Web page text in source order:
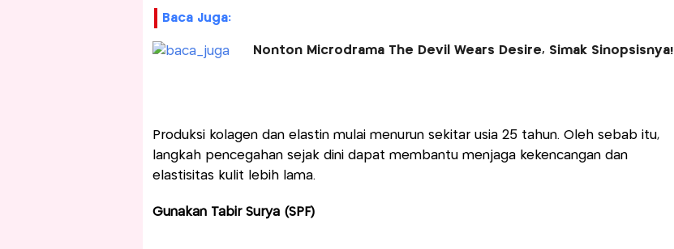
Baca Juga:
Nonton Microdrama The Devil Wears Desire, Simak Sinopsisnya!
Produksi kolagen dan elastin mulai menurun sekitar usia 25 tahun. Oleh sebab itu,
langkah pencegahan sejak dini dapat membantu menjaga kekencangan dan
elastisitas kulit lebih lama.
Gunakan Tabir Surya (SPF)